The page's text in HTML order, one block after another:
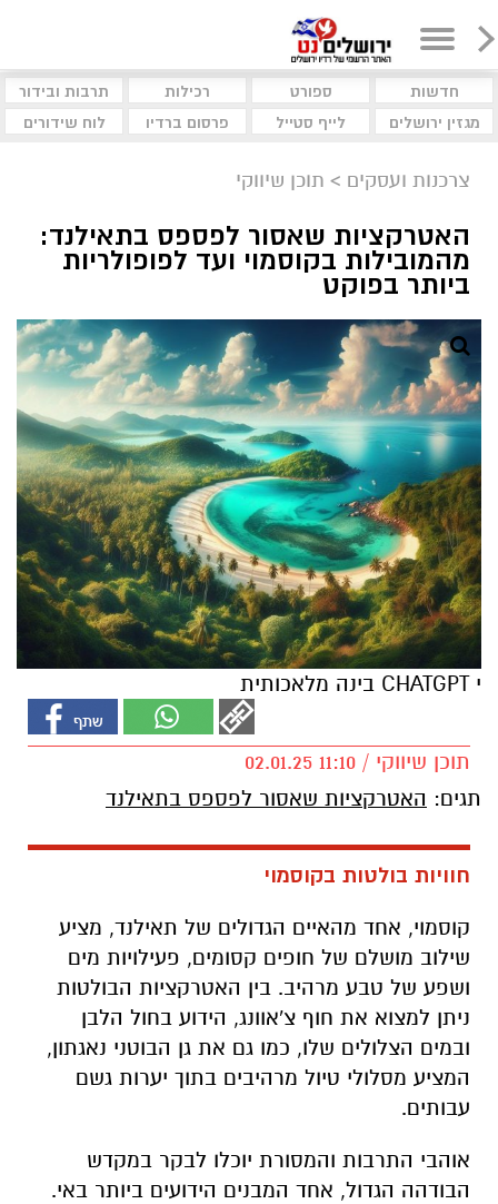
חדשות ספורט רכילות
תרבות ובידור
מגזין ירושלים
לייף סטייל פרסום ברדיו לוח שידורים
צרכנות ועסקים > תוכן שיווקי
האטרקציות שאסור לפספס בתאילנד:
מהמובילות בקוסמוי ועד לפופולריות
ביותר בפוקט
י CHATGPT בינה מלאכותית
תוכן שיווקי / 11:10 02.01.25
תגים: האטרקציות שאסור לפספס בתאילנד
חוויות בולטות בקוסמוי
קוסמוי, אחד מהאיים הגדולים של תאילנד, מציע
שילוב מושלם של חופים קסומים, פעילויות מים
ושפע של טבע מרהיב. בין האטרקציות הבולטות
ניתן למצוא את חוף צ'אוונג, הידוע בחול הלבן
ובמים הצלולים שלו, כמו גם את גן הבוטני נאגתון,
המציע מסלולי טיול מרהיבים בתוך יערות גשם
עבותים.
אוהבי התרבות והמסורת יוכלו לבקר במקדש
הבודהה הגדול, אחד המבנים הידועים ביותר באי.